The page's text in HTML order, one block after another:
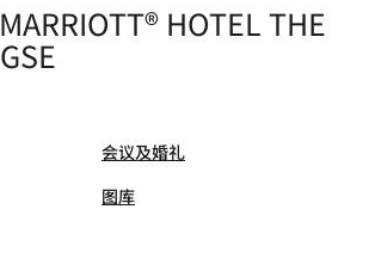
HOTEL THE
会议及婚礼
图库